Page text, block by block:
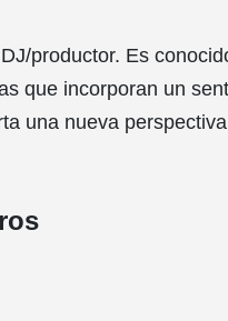
productor. Es
que incorporan un
una nueva